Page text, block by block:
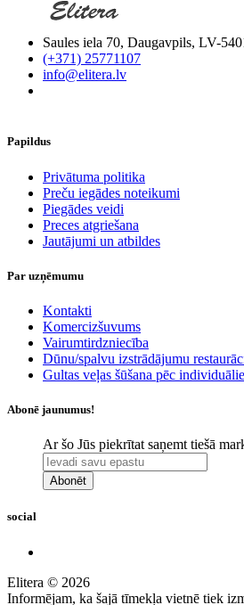
Saules iela 70, Daugavpils, LV-
(+371) 25771107
info@elitera.lv
Papildus
​Privātuma politika
Preču iegādes noteikumi
Piegādes veidi
Preces atgriešana
Jautājumi un atbildes
Par uzņēmumu
Kontakti
Komercizšuvums
Vairumtirdzniecība
Dūnu/spalvu izstrādājumu
Gultas veļas šūšana pēc
Abonē jaunumus!
Ar šo Jūs piekrītat saņemt tiešā
Abonēt
social
Elitera © 2026
Informējam, ka šajā tīmekļa vietnē tiek